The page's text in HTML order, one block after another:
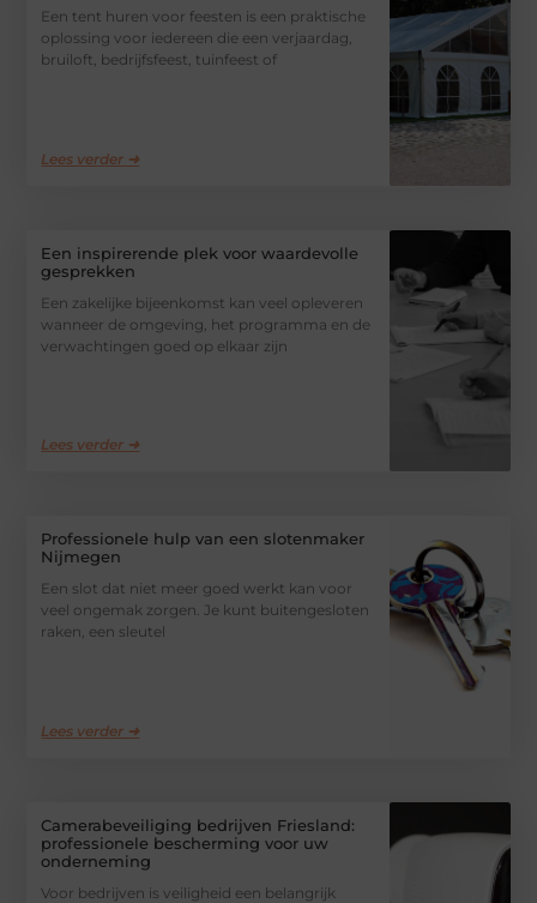
Een tent huren voor feesten is een praktische
oplossing voor iedereen die een verjaardag,
bruiloft, bedrijfsfeest, tuinfeest of
Lees verder ➜
Een inspirerende plek voor waardevolle
gesprekken
Een zakelijke bijeenkomst kan veel opleveren
wanneer de omgeving, het programma en de
verwachtingen goed op elkaar zijn
Lees verder ➜
Professionele hulp van een slotenmaker
Nijmegen
Een slot dat niet meer goed werkt kan voor
veel ongemak zorgen. Je kunt buitengesloten
raken, een sleutel
Lees verder ➜
Camerabeveiliging bedrijven Friesland:
professionele bescherming voor uw
onderneming
Voor bedrijven is veiligheid een belangrijk